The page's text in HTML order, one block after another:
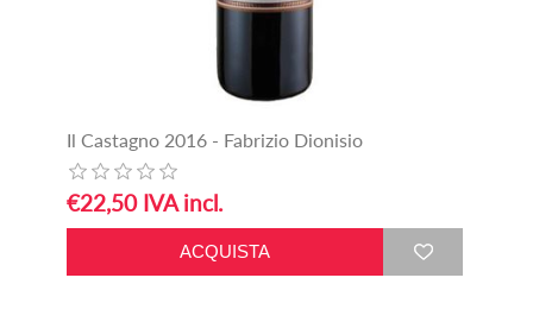
Il Castagno 2016 - Fabrizio Dionisio
€22,50 IVA incl.